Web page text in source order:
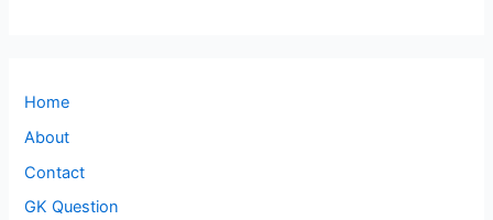
Home
About
Contact
GK Question